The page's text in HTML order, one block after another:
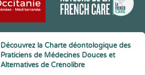
Découvrez la Charte déontologique des
Praticiens de Médecines Douces et
Alternatives de Crenolibre